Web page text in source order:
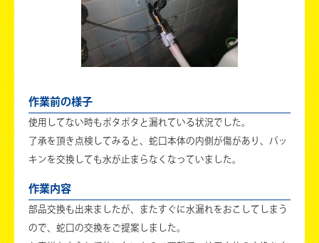
作業前の様子
使用してない時もポタポタと漏れている状況でした。
了承を頂き点検してみると、蛇口本体の内側が傷があり、パッ
キンを交換しても水が止まらなくなっていました。
作業内容
部品交換も出来ましたが、またすぐに水漏れをおこしてしまう
ので、蛇口の交換をご提案しました。